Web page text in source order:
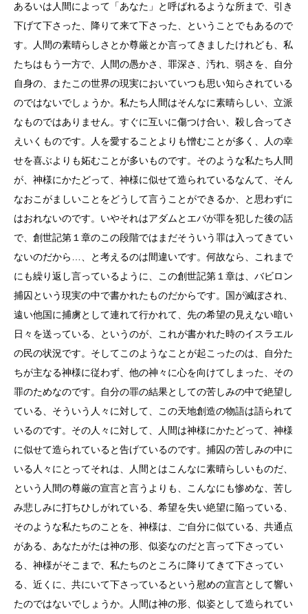
あるいは人間によって「あなた」と呼ばれるような所まで、引き
下げて下さった、降りて来て下さった、ということでもあるので
す。人間の素晴らしさとか尊厳とか言ってきましたけれども、私
たちはもう一方で、人間の愚かさ、罪深さ、汚れ、弱さを、自分
自身の、またこの世界の現実においていつも思い知らされている
のではないでしょうか。私たち人間はそんなに素晴らしい、立派
なものではありません。すぐに互いに傷つけ合い、殺し合ってさ
えいくものです。人を愛することよりも憎むことが多く、人の幸
せを喜ぶよりも妬むことが多いものです。そのような私たち人間
が、神様にかたどって、神様に似せて造られているなんて、そん
なおこがましいことをどうして言うことができるか、と思わずに
はおれないのです。いやそれはアダムとエバが罪を犯した後の話
で、創世記第１章のこの段階ではまだそういう罪は入ってきてい
ないのだから…、と考えるのは間違いです。何故なら、これまで
にも繰り返し言っているように、この創世記第１章は、バビロン
捕囚という現実の中で書かれたものだからです。国が滅ぼされ、
遠い他国に捕虜として連れて行かれて、先の希望の見えない暗い
日々を送っている、というのが、これが書かれた時のイスラエル
の民の状況です。そしてこのようなことが起こったのは、自分た
ちが主なる神様に従わず、他の神々に心を向けてしまった、その
罪のためなのです。自分の罪の結果としての苦しみの中で絶望し
ている、そういう人々に対して、この天地創造の物語は語られて
いるのです。その人々に対して、人間は神様にかたどって、神様
に似せて造られていると告げているのです。捕囚の苦しみの中に
いる人々にとってそれは、人間とはこんなに素晴らしいものだ、
という人間の尊厳の宣言と言うよりも、こんなにも惨めな、苦し
み悲しみに打ちひしがれている、希望を失い絶望に陥っている、
そのような私たちのことを、神様は、ご自分に似ている、共通点
がある、あなたがたは神の形、似姿なのだと言って下さってい
る、神様がそこまで、私たちのところに降りてきて下さってい
る、近くに、共にいて下さっているという慰めの宣言として響い
たのではないでしょうか。人間は神の形、似姿として造られてい